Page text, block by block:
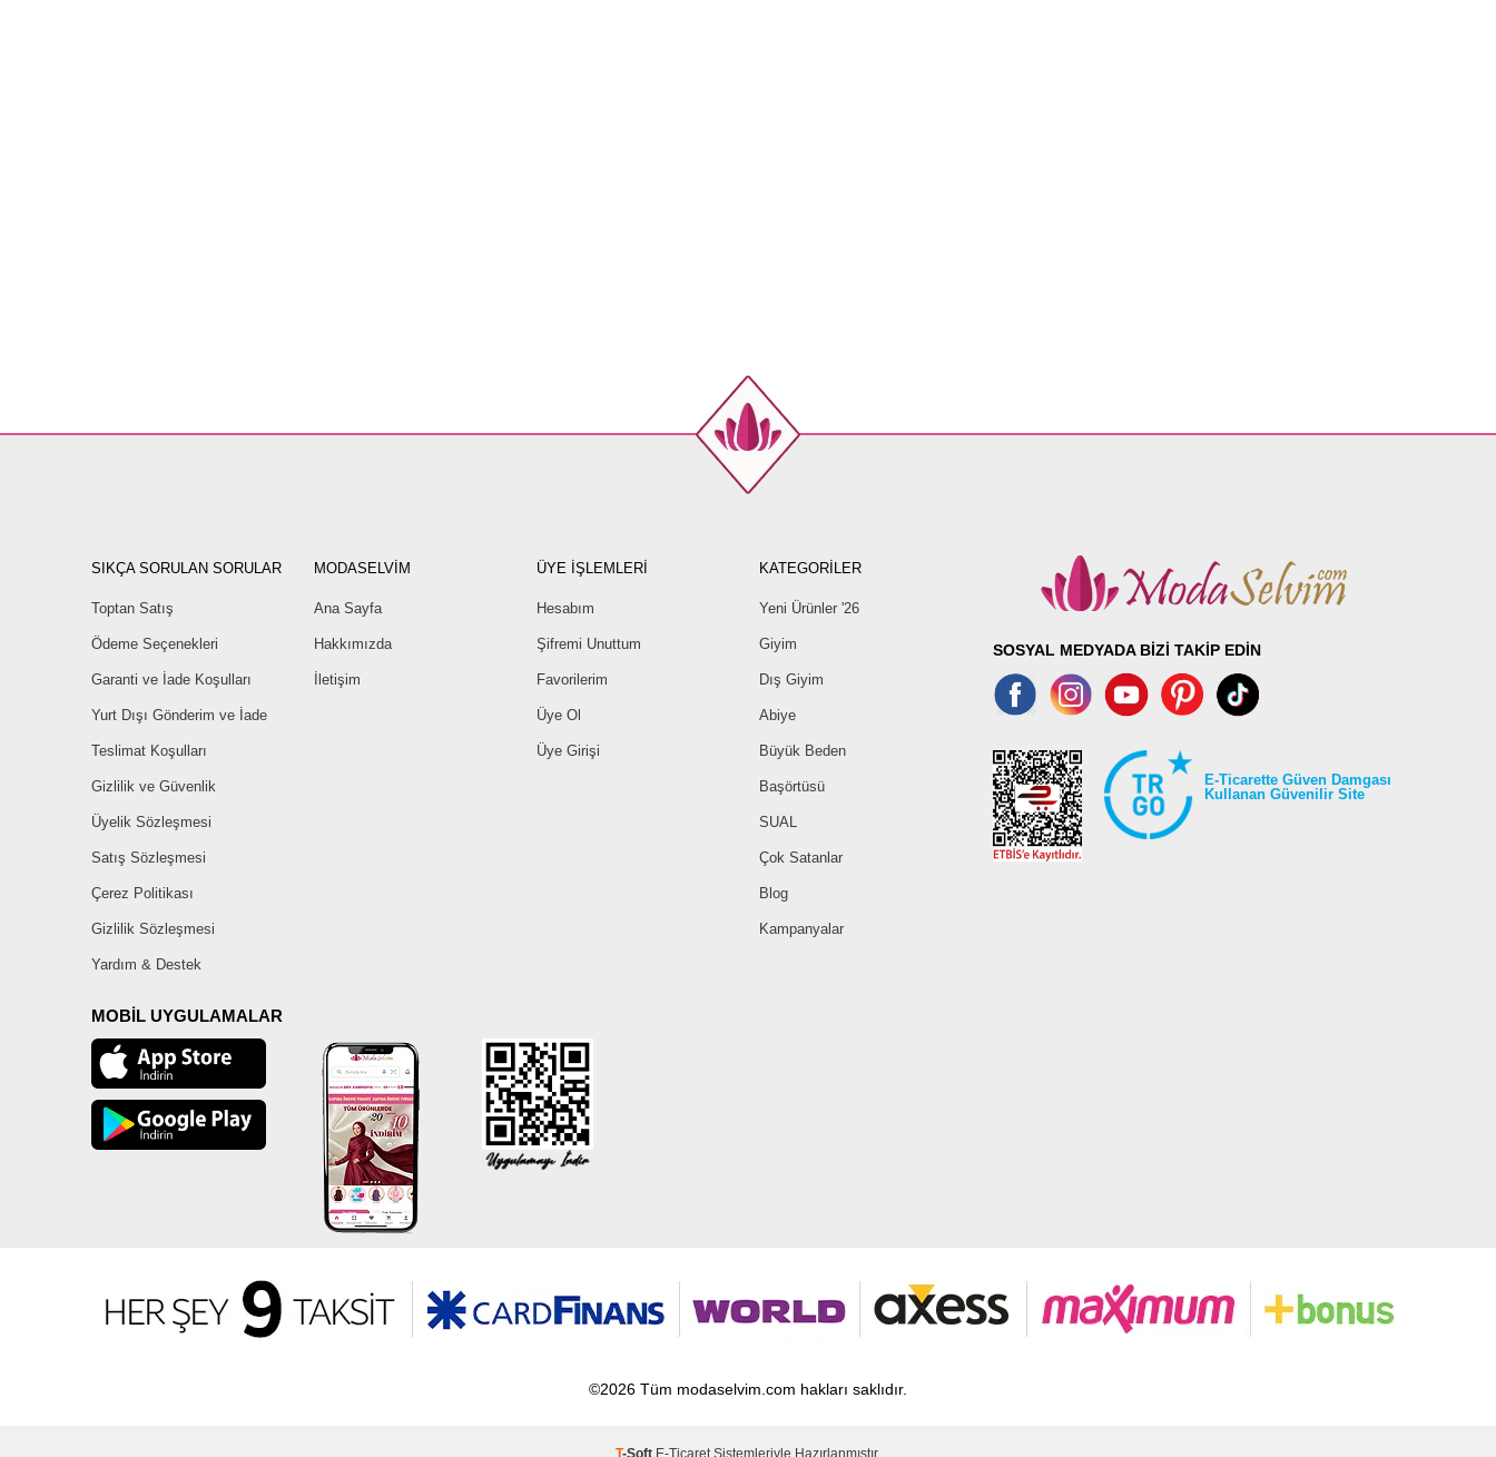
SIKÇA SORULAN SORULAR
Toptan Satış
Ödeme Seçenekleri
Garanti ve İade Koşulları
Yurt Dışı Gönderim ve İade
Teslimat Koşulları
Gizlilik ve Güvenlik
Üyelik Sözleşmesi
Satış Sözleşmesi
Çerez Politikası
Gizlilik Sözleşmesi
Yardım & Destek
MODASELVİM
Ana Sayfa
Hakkımızda
İletişim
ÜYE İŞLEMLERİ
Hesabım
Şifremi Unuttum
Favorilerim
Üye Ol
Üye Girişi
KATEGORİLER
Yeni Ürünler '26
Giyim
Dış Giyim
Abiye
Büyük Beden
Başörtüsü
SUAL
Çok Satanlar
Blog
Kampanyalar
MOBİL UYGULAMALAR
SOSYAL MEDYADA BİZİ TAKİP EDİN
E-Ticarette Güven Damgası
Kullanan Güvenilir Site
©2026 Tüm modaselvim.com hakları saklıdır.
T-Soft E-Ticaret Sistemleriyle Hazırlanmıştır.